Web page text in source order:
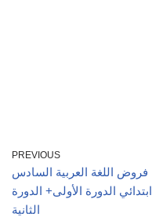
PREVIOUS
فروض اللغة العربية السادس
ابتدائي الدورة الأولى+ الدورة
الثانية